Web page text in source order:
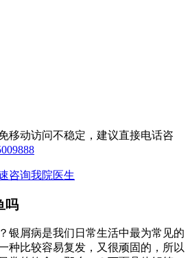
移动访问不稳定，建议直接电话咨
咨询我院医生
吗
银屑病是我们日常生活中最为常见的
种比较容易复发，又很顽固的，所以